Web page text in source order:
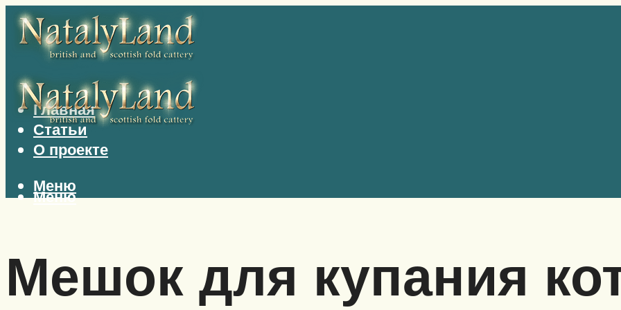
Главная
Статьи
О проекте
Меню
Меню
Мешок для купания